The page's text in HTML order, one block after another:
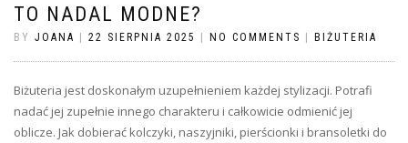
TO NADAL MODNE?
BY JOANA 22 SIERPNIA 2025 NO COMMENTS BIŻUTERIA
Biżuteria jest doskonałym uzupełnieniem każdej stylizacji. Potrafi
nadać jej zupełnie innego charakteru i całkowicie odmienić jej
oblicze. Jak dobierać kolczyki, naszyjniki, pierścionki i bransoletki do